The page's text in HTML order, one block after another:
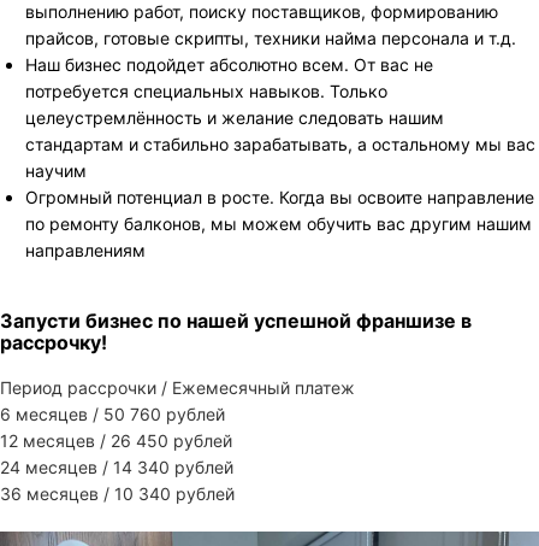
выполнению работ, поиску поставщиков, формированию
прайсов, готовые скрипты, техники найма персонала и т.д.
Наш бизнес подойдет абсолютно всем. От вас не
потребуется специальных навыков. Только
целеустремлённость и желание следовать нашим
стандартам и стабильно зарабатывать, а остальному мы вас
научим
Огромный потенциал в росте. Когда вы освоите направление
по ремонту балконов, мы можем обучить вас другим нашим
направлениям
Запусти бизнес по нашей успешной франшизе в
рассрочку!
Период рассрочки / Ежемесячный платеж
6 месяцев / 50 760 рублей
12 месяцев / 26 450 рублей
24 месяцев / 14 340 рублей
36 месяцев / 10 340 рублей